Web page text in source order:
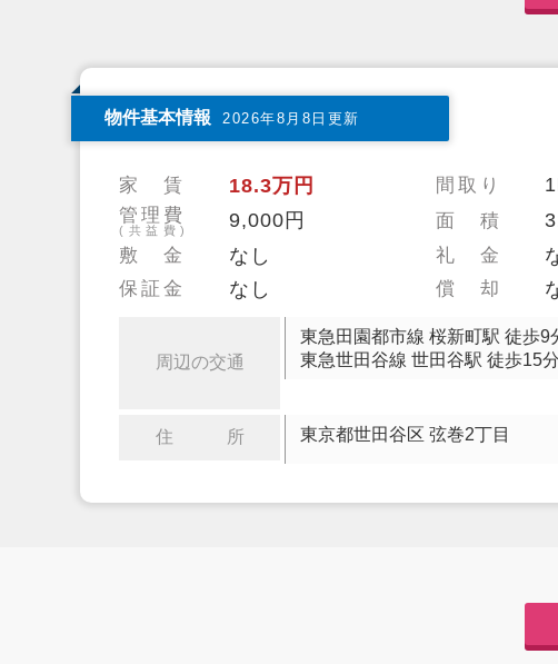
物件基本情報 2026年8月8日更新
家 賃 18.3万円 間取り
管理費
(共益費) 9,000円 面 積
敷 金 なし 礼 金
保証金 なし 償 却
周辺の交通
東急田園都市線 桜新町駅 徒歩9
東急世田谷線 世田谷駅 徒歩15分
住 所 東京都世田谷区 弦巻2丁目